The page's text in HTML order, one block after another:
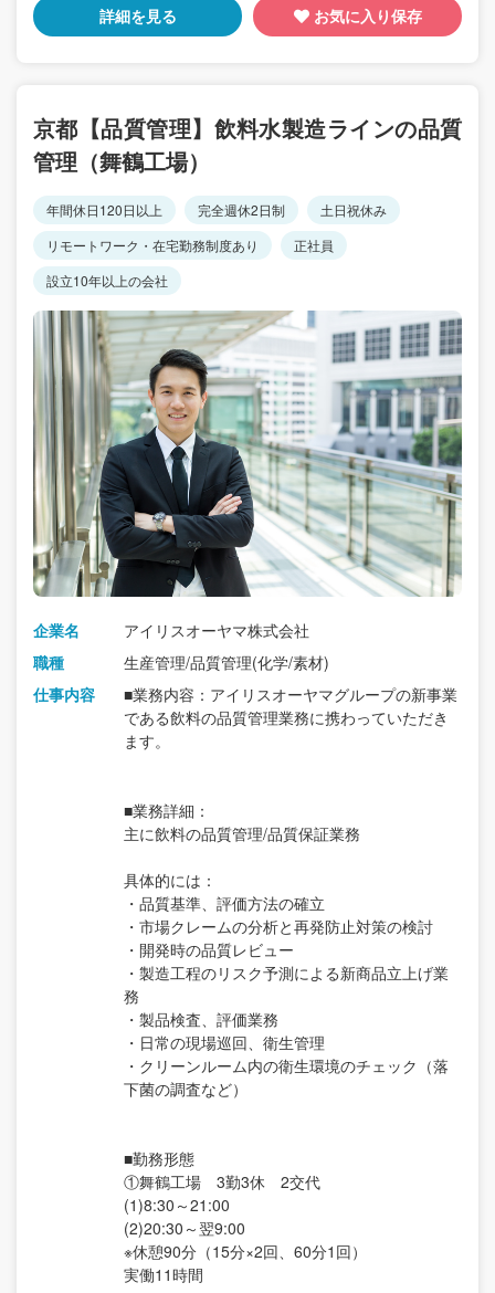
詳細を見る お気に入り保存
京都【品質管理】飲料水製造ラインの品質
管理（舞鶴工場）
年間休日120日以上 完全週休2日制
土日祝休み
リモートワーク・在宅勤務制度あり
正社員
設立10年以上の会社
企業名
アイリスオーヤマ株式会社
職種
生産管理/品質管理(化学/素材)
仕事内容
■業務内容：アイリスオーヤマグループの新事業
である飲料の品質管理業務に携わっていただき
ます。
■業務詳細：
主に飲料の品質管理/品質保証業務
具体的には：
・品質基準、評価方法の確立
・市場クレームの分析と再発防止対策の検討
・開発時の品質レビュー
・製造工程のリスク予測による新商品立上げ業
務
・製品検査、評価業務
・日常の現場巡回、衛生管理
・クリーンルーム内の衛生環境のチェック（落
下菌の調査など）
■勤務形態
①舞鶴工場 3勤3休 2交代
(1)8:30～21:00
(2)20:30～翌9:00
※休憩90分（15分×2回、60分1回）
実働11時間